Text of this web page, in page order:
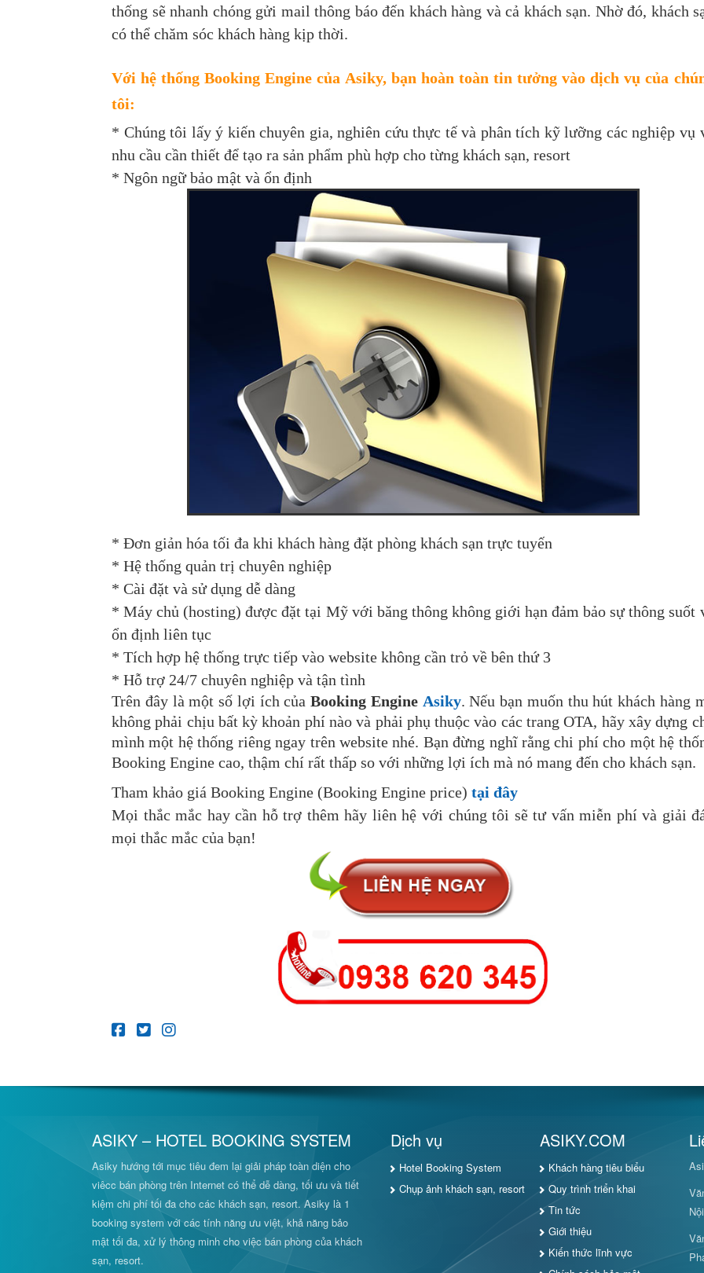
thống sẽ nhanh chóng gửi mail thông báo đến khách hàng và cả khách sạn. Nhờ đó, khách
có thể chăm sóc khách hàng kịp thời.
Với hệ thống Booking Engine của Asiky, bạn hoàn toàn tin tưởng vào dịch vụ của
tôi:
* Chúng tôi lấy ý kiến chuyên gia, nghiên cứu thực tế và phân tích kỹ lưỡng các nghiệp vụ
nhu cầu cần thiết để tạo ra sản phẩm phù hợp cho từng khách sạn, resort
* Ngôn ngữ bảo mật và ổn định
* Đơn giản hóa tối đa khi khách hàng đặt phòng khách sạn trực tuyến
* Hệ thống quản trị chuyên nghiệp
* Cài đặt và sử dụng dễ dàng
*Máy chủ (hosting) được đặt tại Mỹ với băng thông không giới hạn đảm bảo sự thông suốt
ổn định liên tục
* Tích hợp hệ thống trực tiếp vào website không cần trỏ về bên thứ 3
* Hỗ trợ 24/7 chuyên nghiệp và tận tình
Trên đây là một số lợi ích của Booking Engine Asiky. Nếu bạn muốn thu hút khách hàng
không phải chịu bất kỳ khoản phí nào và phải phụ thuộc vào các trang OTA, hãy xây dựng
mình một hệ thống riêng ngay trên website nhé. Bạn đừng nghĩ rằng chi phí cho một hệ
Booking Engine cao, thậm chí rất thấp so với những lợi ích mà nó mang đến cho khách sạn.
Tham khảo giá Booking Engine (Booking Engine price) tại đây
Mọi thắc mắc hay cần hỗ trợ thêm hãy liên hệ với chúng tôi sẽ tư vấn miễn phí và giải
mọi thắc mắc của bạn!
ASIKY – HOTEL BOOKING SYSTEM
Asiky hướng tới mục tiêu đem lại giải pháp toàn diện cho
viêcc bán phòng trên Internet có thể dễ dàng, tối ưu và tiết
kiệm chi phí tối đa cho các khách sạn, resort. Asiky là 1
booking system với các tính năng ưu việt, khả năng bảo
mật tối đa, xử lý thông minh cho việc bán phòng của khách
sạn, resort.
Dịch vụ
Hotel Booking System
Chụp ảnh khách sạn, resort
ASIKY.COM
Khách hàng tiêu biểu
Quy trình triển khai
Tin tức
Giới thiệu
Kiến thức lĩnh vực
Nội